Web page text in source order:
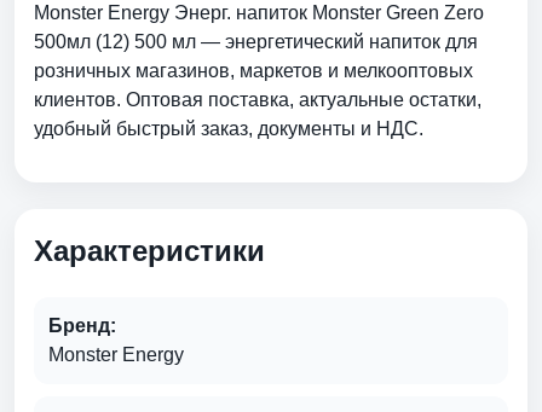
Monster Energy Энерг. напиток Monster Green Zero
500мл (12) 500 мл — энергетический напиток для
розничных магазинов, маркетов и мелкооптовых
клиентов. Оптовая поставка, актуальные остатки,
удобный быстрый заказ, документы и НДС.
Характеристики
Бренд:
Monster Energy